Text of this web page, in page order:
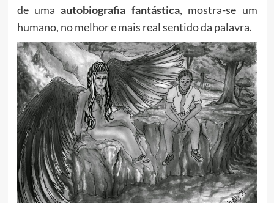
de umaautobiografia fantástica, mostra-se um
humano, no melhor e mais real sentido da palavra.